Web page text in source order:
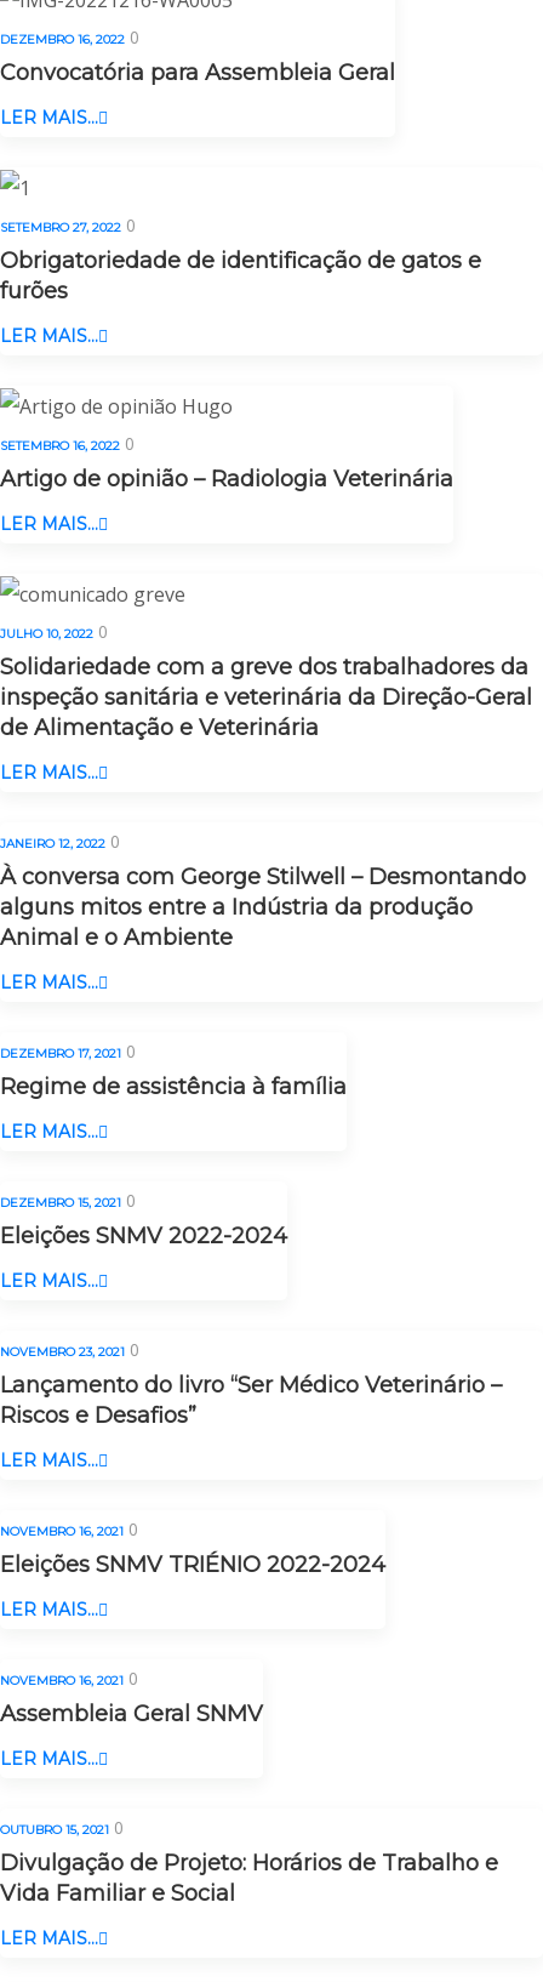
DEZEMBRO 16, 2022 0
Convocatória para Assembleia Geral
LER MAIS...
SETEMBRO 27, 2022 0
Obrigatoriedade de identificação de gatos e
furões
LER MAIS...
SETEMBRO 16, 2022 0
Artigo de opinião – Radiologia Veterinária
LER MAIS...
JULHO 10, 2022 0
Solidariedade com a greve dos trabalhadores da
inspeção sanitária e veterinária da Direção-Geral
de Alimentação e Veterinária
LER MAIS...
JANEIRO 12, 2022 0
À conversa com George Stilwell – Desmontando
alguns mitos entre a Indústria da produção
Animal e o Ambiente
LER MAIS...
DEZEMBRO 17, 2021 0
Regime de assistência à família
LER MAIS...
DEZEMBRO 15, 2021 0
Eleições SNMV 2022-2024
LER MAIS...
NOVEMBRO 23, 2021 0
Lançamento do livro “Ser Médico Veterinário –
Riscos e Desafios”
LER MAIS...
NOVEMBRO 16, 2021 0
Eleições SNMV TRIÉNIO 2022-2024
LER MAIS...
NOVEMBRO 16, 2021 0
Assembleia Geral SNMV
LER MAIS...
OUTUBRO 15, 2021 0
Divulgação de Projeto: Horários de Trabalho e
Vida Familiar e Social
LER MAIS...